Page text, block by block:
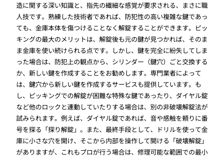
造に関する深い知識と、指先の繊細な感覚が要求される、まさに職
人技です。熟練した技術者であれば、防犯性の高い複雑な鍵であっ
ても、金庫本体を傷つけることなく解錠することができます。ピッ
キングの最大のメリットは、解錠後も元の鍵が見つかれば、そのま
ま金庫を使い続けられる点です。しかし、鍵を完全に紛失してしま
った場合は、防犯上の観点から、シリンダー（鍵穴）ごと交換する
か、新しい鍵を作成することをお勧めします。専門業者によって
は、鍵穴から新しい鍵を作成するサービスも提供しています。も
し、ピッキングでの解錠が困難な特殊な鍵であったり、ダイヤル錠
など他のロックと連動していたりする場合は、別の非破壊解錠法が
試みられます。例えば、ダイヤル錠であれば、音や感触を頼りに番
号を探る「探り解錠」。また、最終手段として、ドリルを使って金
庫に小さな穴を開け、そこから内部を操作して開ける「破壊解錠」
がありますが、これもプロが行う場合は、修理可能な範囲での最小